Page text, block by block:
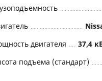
двигателя
37,4
подъема (стандарт)